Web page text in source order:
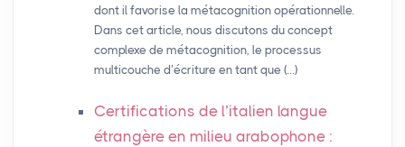
dont il favorise la métacognition opérationnelle.
Dans cet article, nous discutons du concept
complexe de métacognition, le processus
multicouche d’écriture en tant que (…)
Certifications de l’italien langue
étrangère en milieu arabophone :